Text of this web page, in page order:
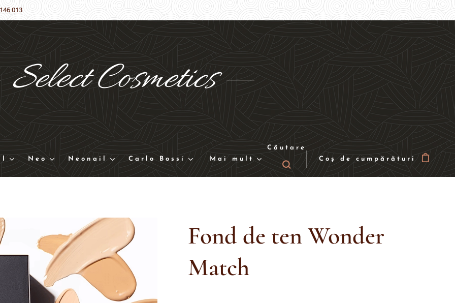
013
Select Cosmetics
Neo Neonail Carlo Bossi Mai mult
Căutare
Coș de cumpărături
Fond de ten Wonder
Match